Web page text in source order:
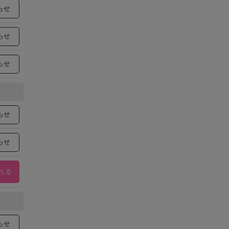
せ
せ
せ
せ
せ
る
せ